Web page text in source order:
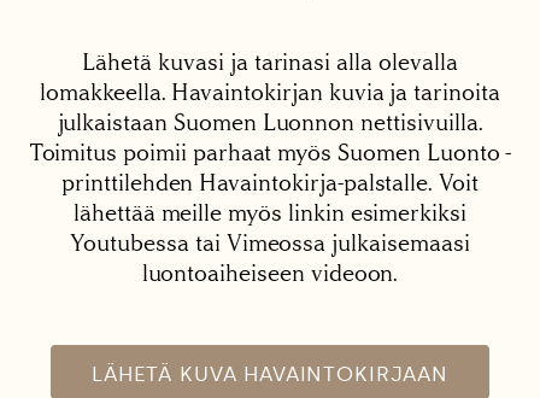
Lähetä kuvasi ja tarinasi alla olevalla
lomakkeella. Havaintokirjan kuvia ja tarinoita
julkaistaan Suomen Luonnon nettisivuilla.
Toimitus poimii parhaat myös Suomen Luonto -
printtilehden Havaintokirja-palstalle. Voit
lähettää meille myös linkin esimerkiksi
Youtubessa tai Vimeossa julkaisemaasi
luontoaiheiseen videoon.
LÄHETÄ KUVA HAVAINTOKIRJAAN